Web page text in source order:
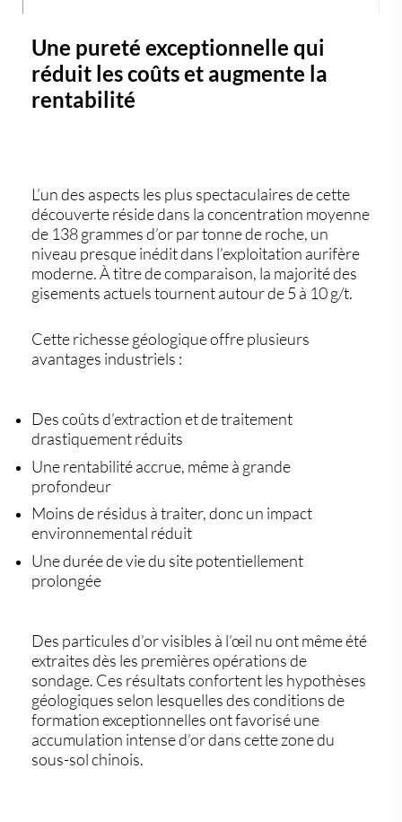
Une pureté exceptionnelle qui
réduit les coûts et augmente la
rentabilité
L’un des aspects les plus spectaculaires de cette
découverte réside dans laconcentration moyenne
de 138 grammes d’or par tonne de roche, un
niveau presque inédit dans l’exploitation aurifère
moderne. À titre de comparaison, la majorité des
gisements actuels tournent autour de 5 à 10 g/t.
Cette richesse géologique offre plusieurs
avantages industriels :
Des coûts d’extraction et de traitement
drastiquement réduits
Une rentabilité accrue, même à grande
profondeur
Moins de résidus à traiter, donc un impact
environnemental réduit
Une durée de vie du site potentiellement
prolongée
Des particules d’or visibles à l’œil nu ont même été
extraites dès les premières opérations de
sondage. Ces résultats confortent les hypothèses
géologiques selon lesquellesdes conditions de
formation exceptionnellesont favorisé une
accumulation intense d’or dans cette zone du
sous-sol chinois.